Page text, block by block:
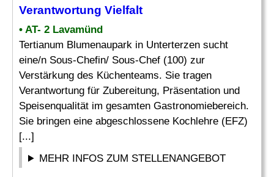
Verantwortung Vielfalt
• AT- 2 Lavamünd
Tertianum Blumenaupark in Unterterzen sucht
eine/n Sous-Chefin/ Sous-Chef (100) zur
Verstärkung des Küchenteams. Sie tragen
Verantwortung für Zubereitung, Präsentation und
Speisenqualität im gesamten Gastronomiebereich.
Sie bringen eine abgeschlossene Kochlehre (EFZ)
[...]
MEHR INFOS ZUM STELLENANGEBOT